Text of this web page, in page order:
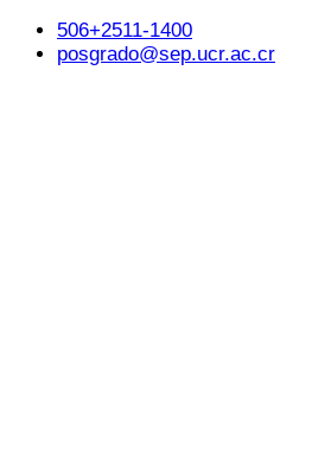
506+2511-1400
posgrado@sep.ucr.ac.cr